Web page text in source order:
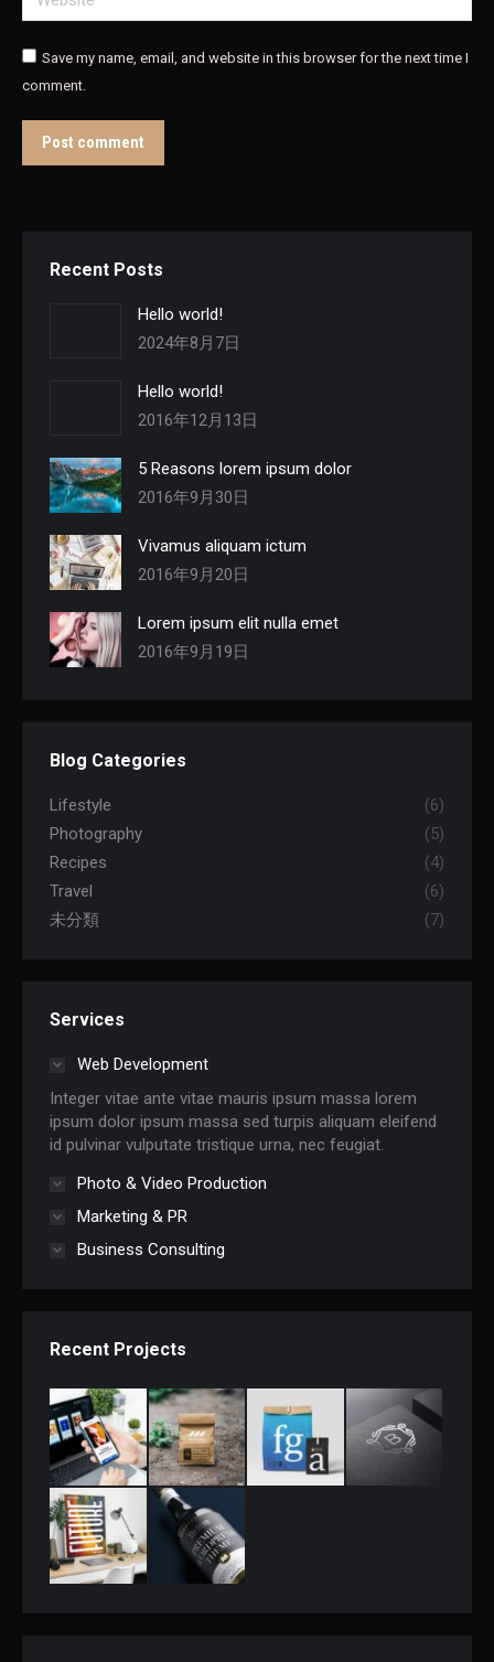
Save my name, email, and website in this browser for the next time I
comment.
Post comment
Recent Posts
Hello world!
2024年8月7日
Hello world!
2016年12月13日
5 Reasons lorem ipsum dolor
2016年9月30日
Vivamus aliquam ictum
2016年9月20日
Lorem ipsum elit nulla emet
2016年9月19日
Blog Categories
Lifestyle
(6)
Photography
(5)
Recipes
(4)
Travel
(6)
未分類
(7)
Services
Web Development
Integer vitae ante vitae mauris ipsum massa lorem
ipsum dolor ipsum massa sed turpis aliquam eleifend
id pulvinar vulputate tristique urna, nec feugiat.
Photo & Video Production
Marketing & PR
Business Consulting
Recent Projects